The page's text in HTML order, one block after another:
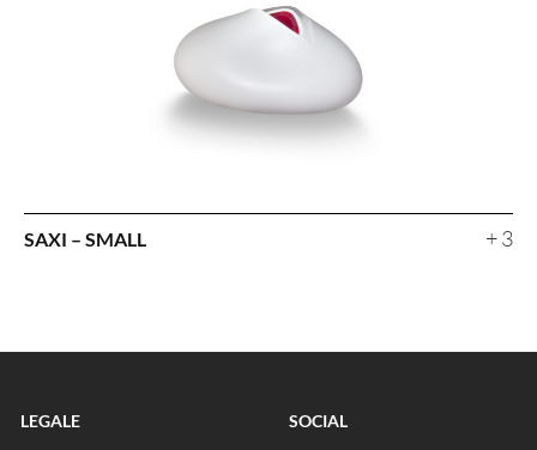
SAXI – SMALL + 3
LEGALE SOCIAL